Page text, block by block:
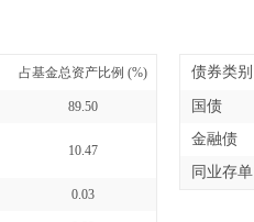
占基金总资产比例 (%)
89.50
10.47
0.03
债券类别
国债
金融债
同业存单